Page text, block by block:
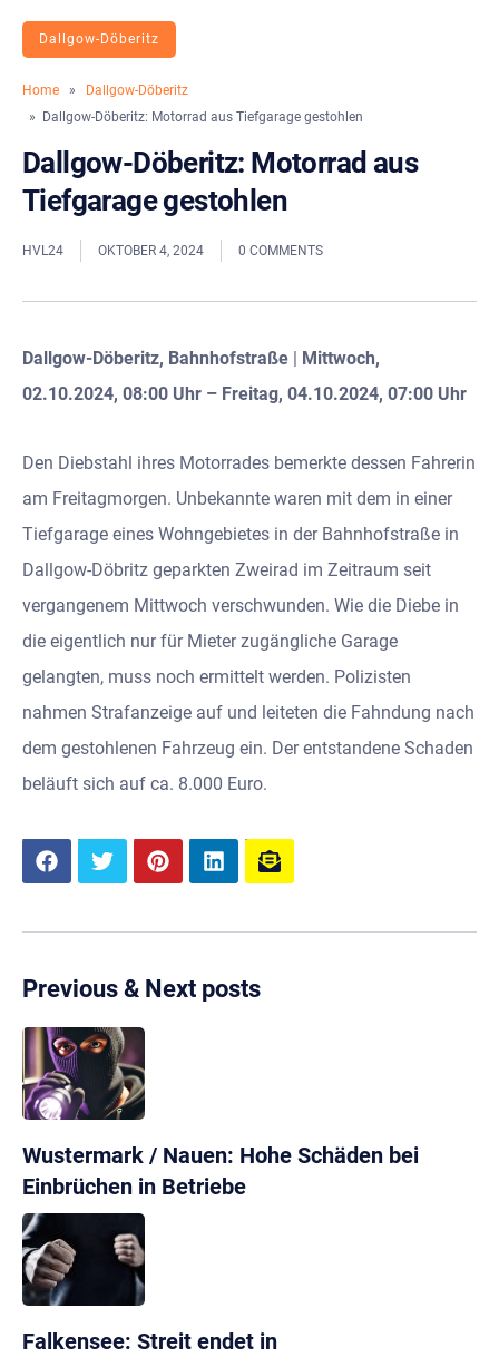
Dallgow-Döberitz
Home »
Dallgow-Döberitz
» Dallgow-Döberitz: Motorrad aus Tiefgarage gestohlen
Dallgow-Döberitz: Motorrad aus
Tiefgarage gestohlen
HVL24 OKTOBER 4, 2024 0 COMMENTS
Dallgow-Döberitz, Bahnhofstraße | Mittwoch,
02.10.2024, 08:00 Uhr – Freitag, 04.10.2024, 07:00 Uhr
Den Diebstahl ihres Motorrades bemerkte dessen Fahrerin
am Freitagmorgen. Unbekannte waren mit dem in einer
Tiefgarage eines Wohngebietes in der Bahnhofstraße in
Dallgow-Döbritz geparkten Zweirad im Zeitraum seit
vergangenem Mittwoch verschwunden. Wie die Diebe in
die eigentlich nur für Mieter zugängliche Garage
gelangten, muss noch ermittelt werden. Polizisten
nahmen Strafanzeige auf und leiteten die Fahndung nach
dem gestohlenen Fahrzeug ein. Der entstandene Schaden
beläuft sich auf ca. 8.000 Euro.
Previous & Next posts
Wustermark / Nauen: Hohe Schäden bei
Einbrüchen in Betriebe
Falkensee: Streit endet in